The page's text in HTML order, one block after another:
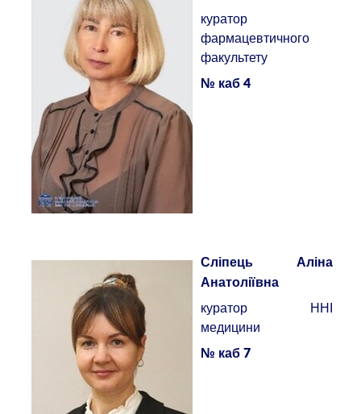
куратор
фармацевтичного
факультету
№ каб 4
Сліпець Аліна
Анатоліївна
куратор ННІ
медицини
№ каб 7